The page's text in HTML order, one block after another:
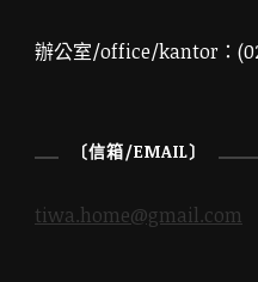
辦公室/office/kantor：
〔信箱/EMAIL〕
tiwa.home@gmail.com